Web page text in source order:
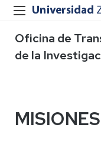
Oficina de
de la